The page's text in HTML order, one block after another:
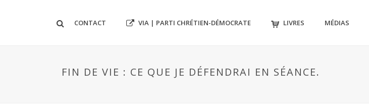
MÉDIAS
LIVRES
VIA | PARTI CHRÉTIEN-DÉMOCRATE
CONTACT
FIN DE VIE : CE QUE JE DÉFENDRAI EN SÉANCE.